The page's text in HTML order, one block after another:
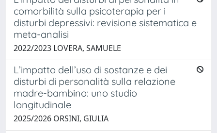
comorbilità sulla psicoterapia per i
disturbi depressivi: revisione sistematica e
meta-analisi
2022/2023 LOVERA, SAMUELE
L’impatto dell’uso di sostanze e dei
disturbi di personalità sulla relazione
madre-bambino: uno studio
longitudinale
2025/2026 ORSINI, GIULIA